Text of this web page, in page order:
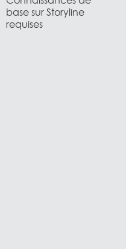
base sur Storyline
requises